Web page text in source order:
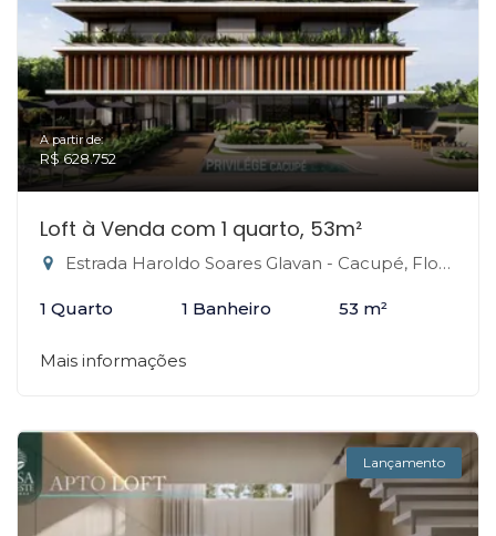
A partir de:
R$ 628.752
Loft à Venda com 1 quarto, 53m²
Estrada Haroldo Soares Glavan - Cacupé, Florianópolis-SC
1 Quarto 1 Banheiro 53 m²
Mais informações
Lançamento